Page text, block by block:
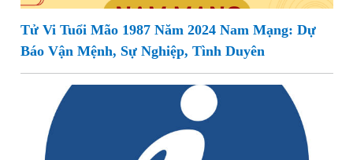
Tử Vi Tuổi Mão 1987 Năm 2024 Nam Mạng: Dự
Báo Vận Mệnh, Sự Nghiệp, Tình Duyên